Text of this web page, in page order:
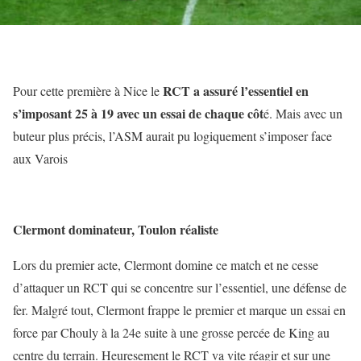
Pour cette première à Nice leRCT a assuré l’essentiel en
s’imposant 25 à 19 avec un essai de chaque côté. Mais avec un
buteur plus précis, l’ASM aurait pu logiquement s’imposer face
aux Varois
Clermont dominateur, Toulon réaliste
Lors du premier acte, Clermont domine ce match et ne cesse
d’attaquer un RCT qui se concentre sur l’essentiel, une défense de
fer. Malgré tout, Clermont frappe le premier et marque un essai en
force par Chouly à la 24e suite à une grosse percée de King au
centre du terrain. Heuresement le RCT va vite réagir et sur une